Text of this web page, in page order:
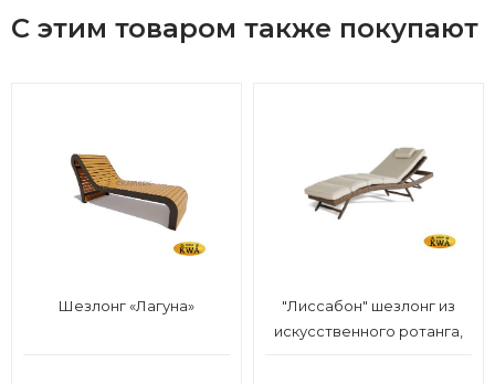
Гарантийный срок: 18 месяцев.
С этим товаром также покупают
Шезлонг «Лагуна»
"Лиссабон" шезлонг из
искусственного ротанга,